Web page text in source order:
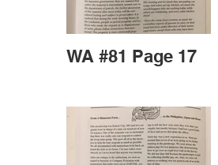
WA #81 Page 17